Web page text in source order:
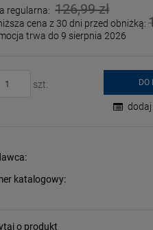
regularna: 126,99 zł
cena z 30 dni przed obniżką:
trwa do 9 sierpnia 2026
szt. DO
katalogowy:
o produkt